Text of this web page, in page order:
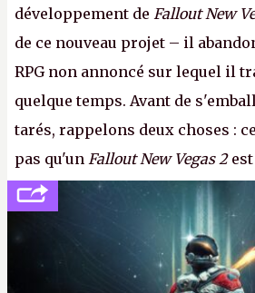
développement de Fallout New
de ce nouveau projet – il
RPG non annoncé sur lequel il
quelque temps. Avant de
tarés, rappelons deux choses :
pas qu'un Fallout New Vegas 2est
développement (pour ce que l'on
peut-être sur
Fallout Football ou
Lapins Crétins) et l'Obsidian
le même studio qu'il y a 15 ans.